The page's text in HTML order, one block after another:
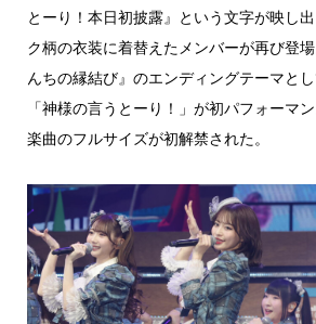
とーり！本日初披露』という文字が映し
ク柄の衣装に着替えたメンバーが再び登
んちの縁結び』のエンディングテーマと
「神様の言うとーり！」が初パフォーマ
楽曲のフルサイズが初解禁された。